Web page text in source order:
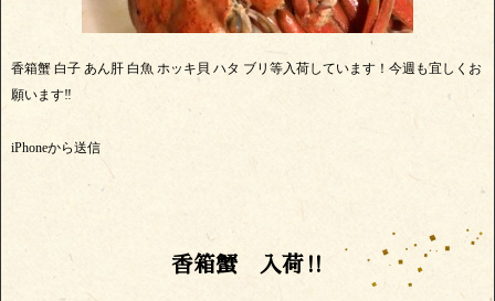
香箱蟹 白子 あん肝 白魚 ホッキ貝 ハタ ブリ等入荷しています！今週も宜しくお
願います‼️
iPhoneから送信
香箱蟹 入荷‼